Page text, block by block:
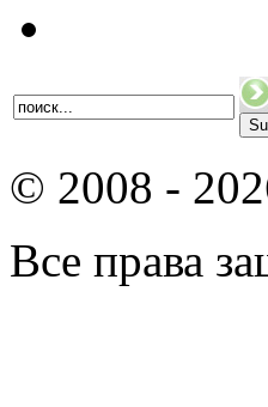
© 2008 -
Все права